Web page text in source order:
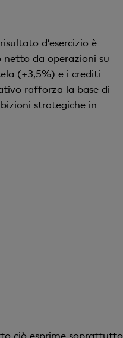
d’esercizio è
da operazioni su
(+3,5%) e i crediti
rafforza la base di
strategiche in
ciò esprime soprattutto